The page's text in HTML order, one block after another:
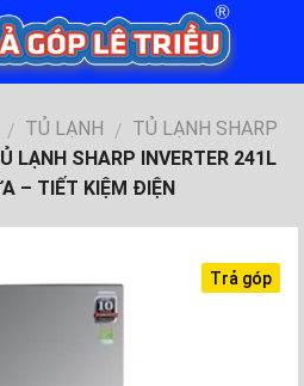
/ TỦ LẠNH / TỦ LẠNH SHARP
LẠNH SHARP INVERTER 241L
– TIẾT KIỆM ĐIỆN
Trả góp